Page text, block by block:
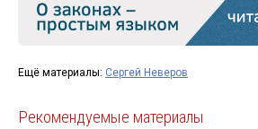
Ещё материалы: Сергей Неверов
Рекомендуемые материалы